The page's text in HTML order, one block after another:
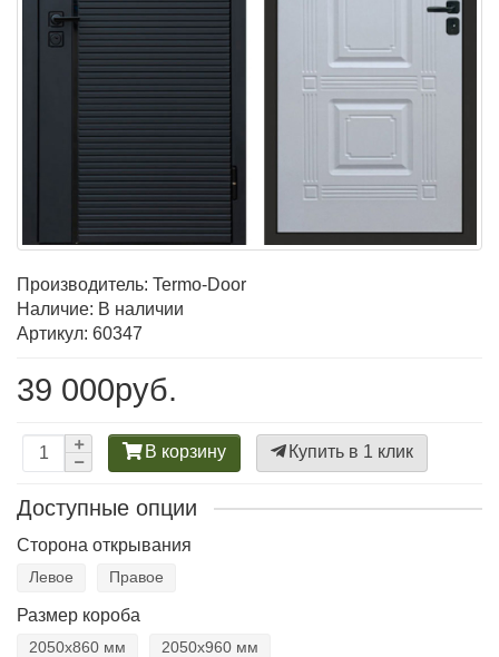
Производитель: Termo-Door
Наличие: В наличии
Артикул: 60347
39 000руб.
В корзину Купить в 1 клик
Доступные опции
Сторона открывания
Левое Правое
Размер короба
2050х860 мм 2050х960 мм